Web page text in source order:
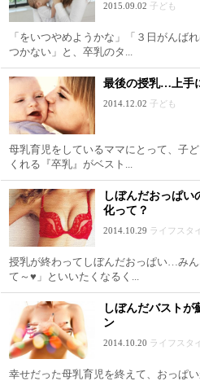
2015.09.02 子ども
「をいつやめようかな」「３日がんば
つかない」と、卒乳のタ...
最後の授乳…上手
2014.12.02 子ども
母乳育児をしているママにとって、子
くれる『卒乳』がベスト...
しぼんだおっぱい
化って？
2014.10.29 ライフスタ
授乳が終わってしぼんだおっぱい…み
て～♥」といいたくなるく...
しぼんだバストが
ン
2014.10.20 ライフスタ
幸せだった母乳育児を終えて、おっぱ